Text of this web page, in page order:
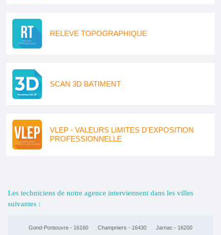
RELEVE TOPOGRAPHIQUE
SCAN 3D BATIMENT
VLEP - VALEURS LIMITES D'EXPOSITION
PROFESSIONNELLE
Les techniciens de notre agence interviennent dans les villes
suivantes :
Gond-Pontouvre - 16160 Champniers - 16430 Jarnac - 16200